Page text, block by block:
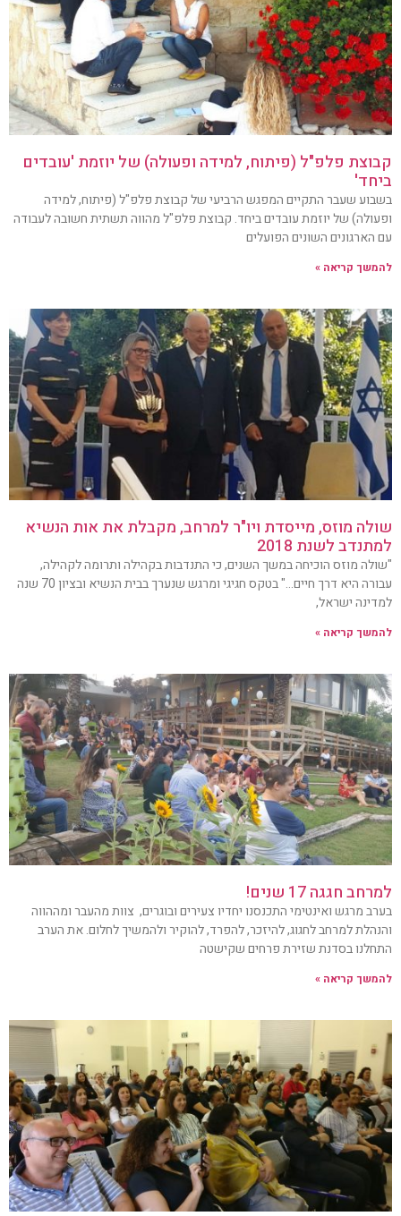
קבוצת פלפ"ל (פיתוח, למידה ופעולה) של יוזמת 'עובדים
ביחד'
בשבוע שעבר התקיים המפגש הרביעי של קבוצת פלפ"ל (פיתוח, למידה
ופעולה) של יוזמת עובדים ביחד. קבוצת פלפ"ל מהווה תשתית חשובה לעבודה
עם הארגונים השונים הפועלים
להמשך קריאה »
שולה מוזס, מייסדת ויו"ר למרחב, מקבלת את אות הנשיא
למתנדב לשנת 2018
"שולה מוזס הוכיחה במשך השנים, כי התנדבות בקהילה ותרומה לקהילה,
עבורה היא דרך חיים…" בטקס חגיגי ומרגש שנערך בבית הנשיא ובציון 70 שנה
למדינה ישראל,
להמשך קריאה »
למרחב חגגה 17 שנים!
בערב מרגש ואינטימי התכנסנו יחדיו צעירים ובוגרים, צוות מהעבר ומההווה
והנהלת למרחב לחגוג, להיזכר, להפרד, להוקיר ולהמשיך לחלום. את הערב
התחלנו בסדנת שזירת פרחים שקישטה
להמשך קריאה »